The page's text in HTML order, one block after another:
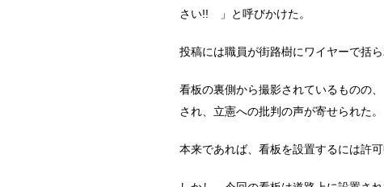
さい!! 」と呼びかけた。
投稿には職員が街路樹にワイヤーで括
看板の裏側から撮影されているものの
され、立憲への批判の声が寄せられた。
本来であれば、看板を設置するには許